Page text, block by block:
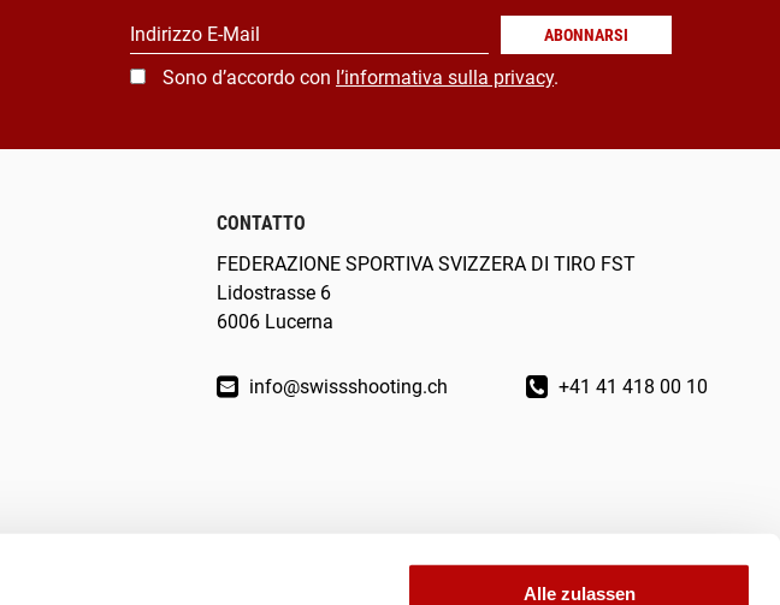
Alle zulassen
Indirizzo E-Mail ABONNARSI
Sono d’accordo con l’informativa sulla privacy.
CONTATTO
FEDERAZIONE SPORTIVA SVIZZERA DI TIRO FST
Lidostrasse 6
6006 Lucerna
info@swissshooting.ch +41 41 418 00 10